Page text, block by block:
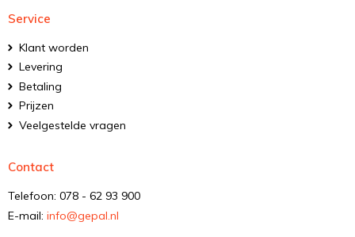
Service
Klant worden
Levering
Betaling
Prijzen
Veelgestelde vragen
Contact
Telefoon: 078 - 62 93 900
E-mail: info@gepal.nl